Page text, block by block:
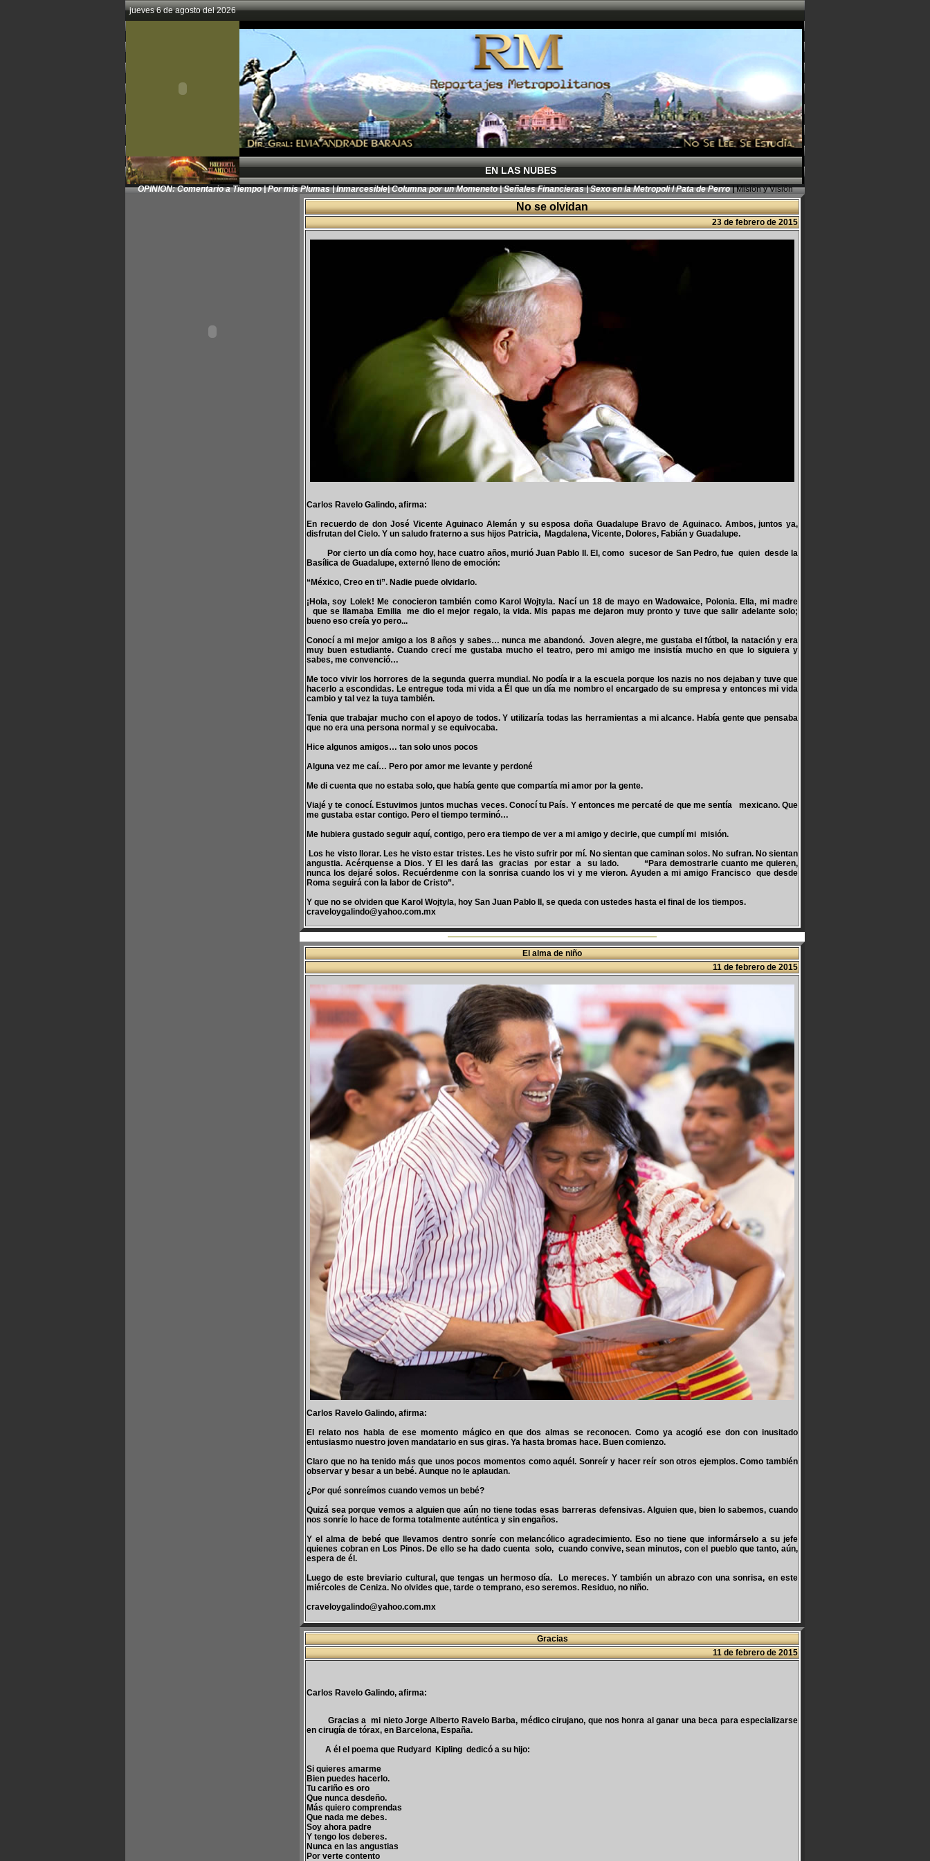
jueves 6 de agosto del 2026
EN LAS NUBES
OPINION:Comentario a Tiempo|Por mis Plumas|Inmarcesible|Columna por un Momeneto|Señales Financieras|Sexo en la Metropoli IPata de Perro|Misión y Visión
No se olvidan
23 de febrero de 2015
Carlos Ravelo Galindo, afirma:
En recuerdo de don José Vicente Aguinaco Alemán y su esposa doña Guadalupe Bravo de Aguinaco. Ambos, juntos ya,
disfrutan del Cielo. Y un saludo fraterno a sus hijos Patricia, Magdalena, Vicente, Dolores, Fabián y Guadalupe.
Por cierto un día como hoy, hace cuatro años, murió Juan Pablo II. El, como sucesor de San Pedro, fue quien desde la
Basílica de Guadalupe, externó lleno de emoción:
“México, Creo en ti”. Nadie puede olvidarlo.
¡Hola, soy Lolek! Me conocieron también como Karol Wojtyla. Nací un 18 de mayo en Wadowaice, Polonia. Ella, mi madre
que se llamaba Emilia me dio el mejor regalo, la vida. Mis papas me dejaron muy pronto y tuve que salir adelante solo;
bueno eso creía yo pero...
Conocí a mi mejor amigo a los 8 años y sabes… nunca me abandonó. Joven alegre, me gustaba el fútbol, la natación y era
muy buen estudiante. Cuando crecí me gustaba mucho el teatro, pero mi amigo me insistía mucho en que lo siguiera y
sabes, me convenció…
Me toco vivir los horrores de la segunda guerra mundial. No podía ir a la escuela porque los nazis no nos dejaban y tuve que
hacerlo a escondidas. Le entregue toda mi vida a Él que un día me nombro el encargado de su empresa y entonces mi vida
cambio y tal vez la tuya también.
Tenia que trabajar mucho con el apoyo de todos. Y utilizaría todas las herramientas a mi alcance. Había gente que pensaba
que no era una persona normal y se equivocaba.
Hice algunos amigos… tan solo unos pocos
Alguna vez me caí… Pero por amor me levante y perdoné
Me di cuenta que no estaba solo, que había gente que compartía mi amor por la gente.
Viajé y te conocí. Estuvimos juntos muchas veces. Conocí tu País. Y entonces me percaté de que me sentía mexicano. Que
me gustaba estar contigo. Pero el tiempo terminó…
Me hubiera gustado seguir aquí, contigo, pero era tiempo de ver a mi amigo y decirle, que cumplí mi misión.
Los he visto llorar. Les he visto estar tristes. Les he visto sufrir por mí. No sientan que caminan solos. No sufran. No sientan
angustia. Acérquense a Dios. Y El les dará las gracias por estar a su lado. “Para demostrarle cuanto me quieren,
nunca los dejaré solos. Recuérdenme con la sonrisa cuando los vi y me vieron. Ayuden a mi amigo Francisco que desde
Roma seguirá con la labor de Cristo”.
Y que no se olviden que Karol Wojtyla, hoy San Juan Pablo II, se queda con ustedes hasta el final de los tiempos.
craveloygalindo@yahoo.com.mx
El alma de niño
11 de febrero de 2015
Carlos Ravelo Galindo, afirma:
El relato nos habla de ese momento mágico en que dos almas se reconocen. Como ya acogió ese don con inusitado
entusiasmo nuestro joven mandatario en sus giras. Ya hasta bromas hace. Buen comienzo.
Claro que no ha tenido más que unos pocos momentos como aquél. Sonreír y hacer reír son otros ejemplos. Como también
observar y besar a un bebé. Aunque no le aplaudan.
¿Por qué sonreímos cuando vemos un bebé?
Quizá sea porque vemos a alguien que aún no tiene todas esas barreras defensivas. Alguien que, bien lo sabemos, cuando
nos sonríe lo hace de forma totalmente auténtica y sin engaños.
Y el alma de bebé que llevamos dentro sonríe con melancólico agradecimiento. Eso no tiene que informárselo a su jefe
quienes cobran en Los Pinos. De ello se ha dado cuenta solo, cuando convive, sean minutos, con el pueblo que tanto, aún,
espera de él.
Luego de este breviario cultural, que tengas un hermoso día. Lo mereces. Y también un abrazo con una sonrisa, en este
miércoles de Ceniza. No olvides que, tarde o temprano, eso seremos. Residuo, no niño.
craveloygalindo@yahoo.com.mx
Gracias
11 de febrero de 2015
Carlos Ravelo Galindo, afirma:
Gracias a mi nieto Jorge Alberto Ravelo Barba, médico cirujano, que nos honra al ganar una beca para especializarse
en cirugía de tórax, en Barcelona, España.
A él el poema que Rudyard Kipling dedicó a su hijo:
Si quieres amarme
Bien puedes hacerlo.
Tu cariño es oro
Que nunca desdeño.
Más quiero comprendas
Que nada me debes.
Soy ahora padre
Y tengo los deberes.
Nunca en las angustias
Por verte contento